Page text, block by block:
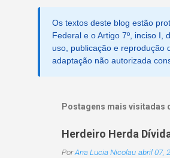
Os textos deste blog estão
Federal e o Artigo 7º, inciso I,
uso, publicação e reprodução
adaptação não autorizada
Postagens mais visitadas
Herdeiro Herda
PorAna Lucia Nicolau abril 07,